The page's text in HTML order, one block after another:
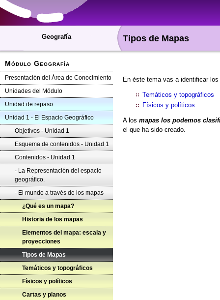
Geografía
Módulo Geografía
Presentación del Área de Conocimiento
Unidades del Módulo
Unidad de repaso
Unidad 1 - El Espacio Geográfico
Objetivos - Unidad 1
Esquema de contenidos - Unidad 1
Contenidos - Unidad 1
- La Representación del espacio
geográfico.
- El mundo a través de los mapas
¿Qué es un mapa?
Historia de los mapas
Elementos del mapa: escala y
proyecciones
Tipos de Mapas
Temáticos y topográficos
Físicos y políticos
Cartas y planos
Tipos de Mapas
En éste tema vas a identificar
Temáticos y topográficos
Físicos y políticos
A los mapas los podemos
el que ha sido creado.